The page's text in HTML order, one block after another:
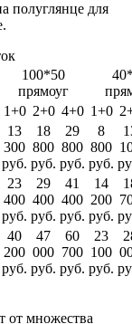
полуглянце для
100*50
прямоуг
1+0 2+0 4+0 1+0
13
300
руб.
18
800
руб.
29
800
руб.
8
800
руб.
23
400
руб.
29
400
руб.
41
400
руб.
14
200
руб.
40
200
руб.
47
000
руб.
60
700
руб.
23
100
руб.
от множества